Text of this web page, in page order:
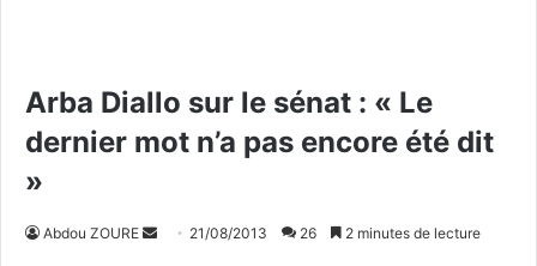
Arba Diallo sur le sénat : « Le
dernier mot n’a pas encore été dit
»
Abdou ZOURE 21/08/2013 26 2 minutes de lecture